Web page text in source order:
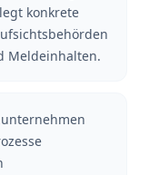
konkrete
Meldeinhalten.